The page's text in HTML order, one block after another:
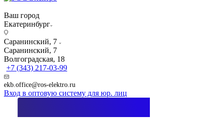
Ваш город
Екатеринбург
Саранинский, 7
Саранинский, 7
Волгоградская, 18
+7 (343) 217-03-99
ekb.office@ros-elektro.ru
Вход в оптовую систему для юр. лиц